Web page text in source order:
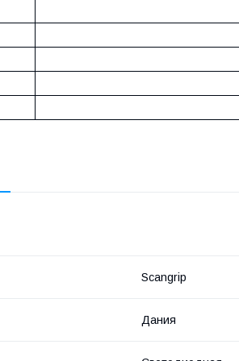
Scangrip
Дания